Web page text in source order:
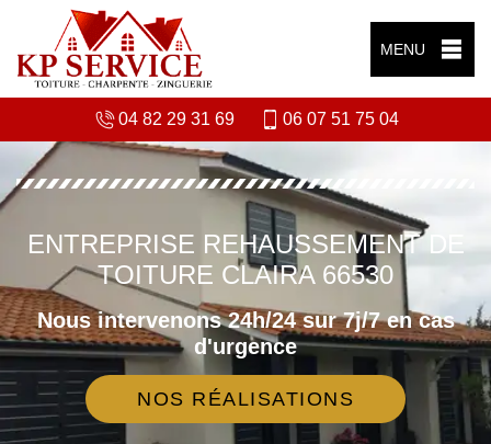
MENU
04 82 29 31 69 06 07 51 75 04
ENTREPRISE REHAUSSEMENT DE
TOITURE CLAIRA 66530
Nous intervenons 24h/24 sur 7j/7 en cas
d'urgence
NOS RÉALISATIONS